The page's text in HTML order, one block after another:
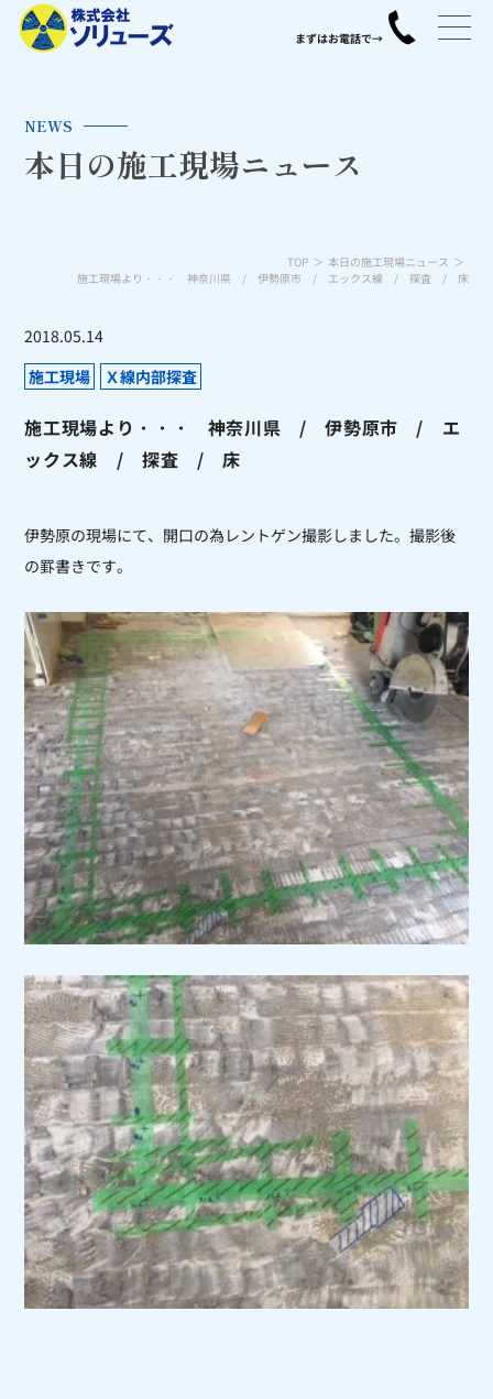
NEWS
本日の施工現場ニュース
TOP
本日の施工現場ニュース
施工現場より・・・ 神奈川県 / 伊勢原市 / エックス線 / 探査 / 床
2018.05.14
施工現場
Ｘ線内部探査
施工現場より・・・ 神奈川県 / 伊勢原市 / エ
ックス線 / 探査 / 床
伊勢原の現場にて、開口の為レントゲン撮影しました。撮影後
の罫書きです。